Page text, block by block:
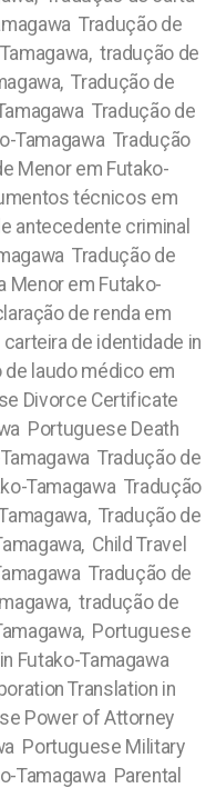
Tradução de
tradução de
Tradução de
Tradução de
Tamagawa Tradução
Menor em Futako-
técnicos em
antecedente criminal
Tradução de
Menor em Futako-
de renda em
de identidade in
laudo médico em
Divorce Certificate
Portuguese Death
Tradução de
Tamagawa Tradução
Tradução de
Child Travel
Tradução de
tradução de
Portuguese
Futako-Tamagawa
Translation in
Power of Attorney
Portuguese Military
Tamagawa Parental